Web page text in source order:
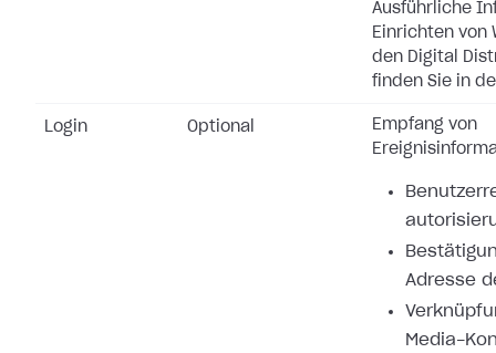
Ausführliche
Einrichten von
den Digital
finden Sie in
Login Optional
Empfang von
Adresse
Media-